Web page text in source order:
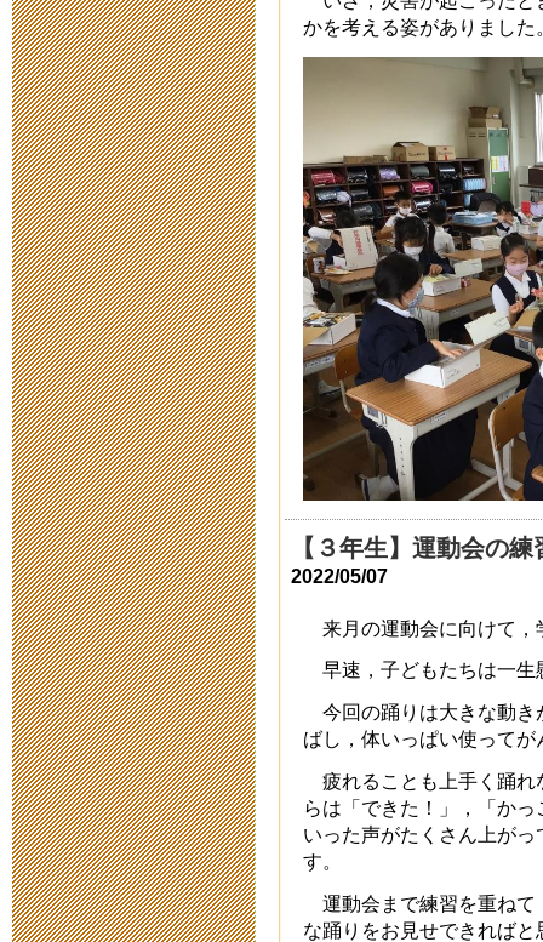
2020年5月14日
スクールカウ
2020年5月11日
臨時休校中の
2020年5月 1日
臨時休校期間
2020年4月28日
臨時休校期間
2020年4月17日
新型コロナウ
校等について
2020年4月13日
本校における
策等について
2020年4月 3日
令和２年度入
2020年3月19日
かを考える姿がありました
【３年生】運動会の
2022/05/07
来月の運動会に向けて，
早速，子どもたちは一生
今回の踊りは大きな動き
ばし，体いっぱい使って
疲れることも上手く踊れ
らは「できた！」，「か
いった声がたくさん上が
す。
運動会まで練習を重ねて
な踊りをお見せできれば